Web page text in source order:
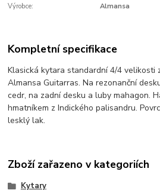
Výrobce: Almansa
Kompletní specifikace
Klasická kytara standardní 4/4 velikosti
Almansa Guitarras. Na rezonanční
cedr, na zadní desku a luby mahagon.
hmatníkem z Indického palisandru.
lesklý lak.
Zboží zařazeno v kategoriích
Kytary